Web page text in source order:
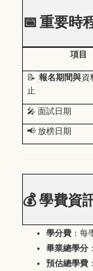
📅 重要時
項目
📝 報名期間與資
止
🎤 面試日期
📢 放榜日期
💰學費資
學分費 ：每
畢業總學分 ：
預估總學費